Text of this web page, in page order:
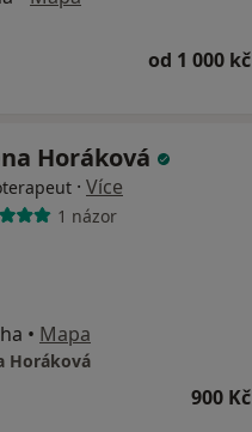
od 1 000 kč
Horáková
· Více
1 názor
• Mapa
Horáková
900 Kč